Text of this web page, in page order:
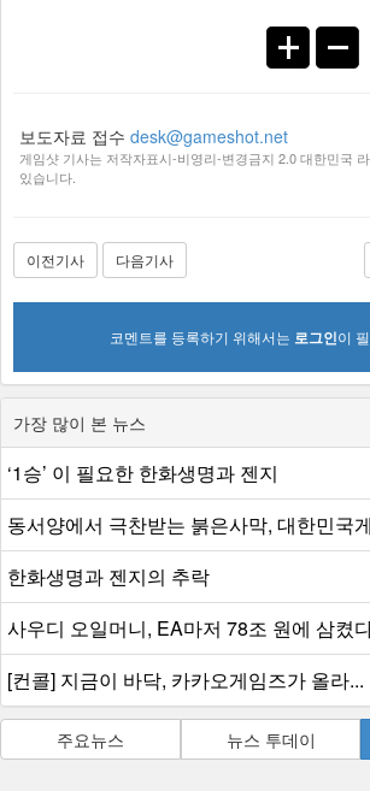
보도자료 접수 desk@gameshot.net
게임샷 기사는 저작자표시-비영리-변경금지 2.0 대한민국
있습니다.
이전기사 다음기사
코멘트를 등록하기 위해서는 로그인이
가장 많이 본 뉴스
‘1승’ 이 필요한 한화생명과 젠지
동서양에서 극찬받는 붉은사막, 대한민국
한화생명과 젠지의 추락
사우디 오일머니, EA마저 78조 원에 삼켰
[컨콜] 지금이 바닥, 카카오게임즈가 올라...
주요뉴스 뉴스 투데이